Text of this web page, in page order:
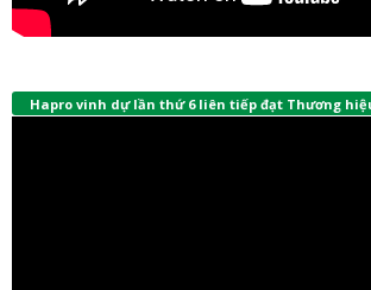
Hapro vinh dự lần thứ 6 liên tiếp đạt Thương